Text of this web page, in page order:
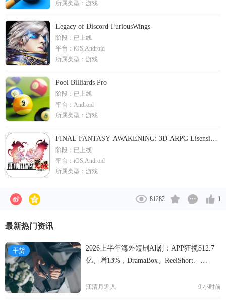
的研运优势打造全球发行体系，游族网络与1000余家
及南美等230多个国家及地区，全球用户近10亿，产
品登顶全球超70个国家和地区畅销榜。
所属类型： 游戏
Legacy of Discord-FuriousWings
阶段： 已上线
平台： iOS,Android
所属类型： 游戏
Pool Billiards Pro
阶段： 已上线
平台： Android
所属类型： 游戏
FINAL FANTASY AWAKENING: 3D ARPG Lisensi
Resmi SE
阶段： 已上线
平台： iOS,Android
所属类型： 游戏
81282 1
最新热门资讯
干货
2026上半年海外短剧AI剧：APP狂揽$12.7
亿、增13%，DramaBox、ReelShort、
江清月近人 9 小时前